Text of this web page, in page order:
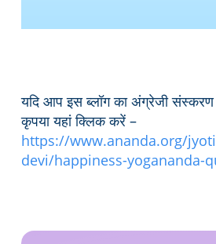
यदि आप इस ब्लॉग का अंग्रेजी संस्करण
कृपया यहां क्लिक करें –
https://www.ananda.org/
devi/happiness-yogananda-